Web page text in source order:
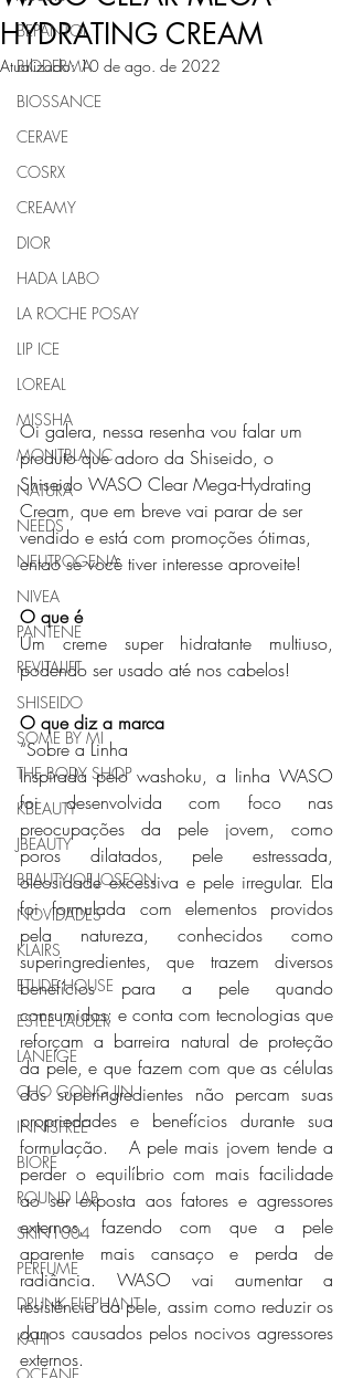
BEPANTOL
BIODERMA
BIOSSANCE
CERAVE
COSRX
CREAMY
DIOR
HADA LABO
LA ROCHE POSAY
LIP ICE
LOREAL
MISSHA
MONTBLANC
NATURA
NEEDS
NEUTROGENA
NIVEA
PANTENE
REVITALIFT
SHISEIDO
SOME BY MI
THE BODY SHOP
KBEAUTY
JBEAUTY
BEAUTY OF JOSEON
NOVIDADES
KLAIRS
ETUDE HOUSE
ESTEE LAUDER
LANEIGE
CHO GONG JIN
INNISFREE
BIORÉ
ROUND LAB
SKIN1004
PERFUME
DRUNK ELEPHANT
KAHI
HYDRATING CREAM
Atualizado:10 de ago. de 2022
Oi galera, nessa resenha vou falar um
produto que adoro da Shiseido, o
Shiseido WASO Clear Mega-Hydrating
Cream, que em breve vai parar de ser
vendido e está com promoções ótimas,
entao se você tiver interesse aproveite!
O que é
Um creme super hidratante multiuso,
podendo ser usado até nos cabelos!
O que diz a marca
“Sobre a Linha
Inspirada pelo washoku, a linha WASO
foi desenvolvida com foco nas
preocupações da pele jovem, como
poros dilatados, pele estressada,
oleosidade excessiva e pele irregular. Ela
foi formulada com elementos providos
pela natureza, conhecidos como
superingredientes, que trazem diversos
benefícios para a pele quando
consumidos; e conta com tecnologias que
reforçam a barreira natural de proteção
da pele, e que fazem com que as células
dos superingredientes não percam suas
propriedades e benefícios durante sua
formulação.   A pele mais jovem tende a
perder o equilíbrio com mais facilidade
ao ser exposta aos fatores e agressores
externos, fazendo com que a pele
aparente mais cansaço e perda de
radiância. WASO vai aumentar a
resistência da pele, assim como reduzir os
danos causados pelos nocivos agressores
externos.